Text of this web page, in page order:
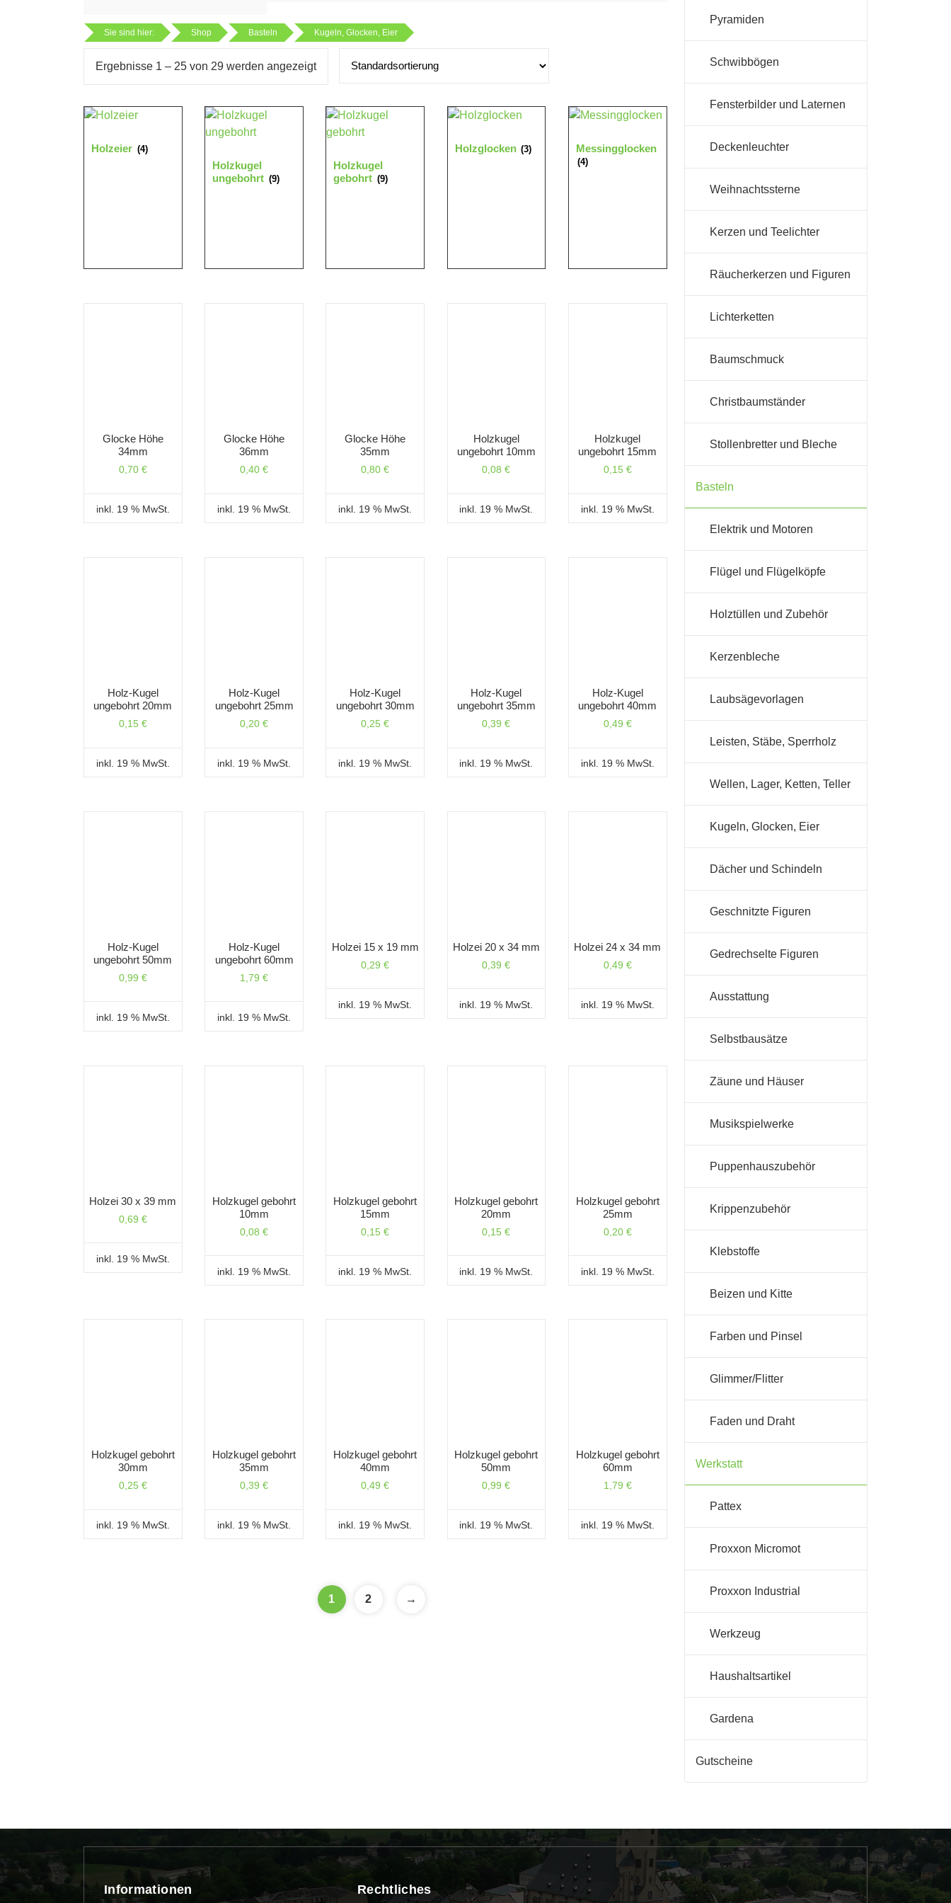
Ergebnisse 1 – 25 von 29 werden angezeigt
Sie sind hier: Shop Basteln Kugeln, Glocken, Eier
Holzeier (4)
Holzkugel
ungebohrt (9)
Holzkugel
gebohrt (9)
Holzglocken (3) Messingglocken
(4)
Glocke Höhe
34mm
0,70 €
inkl. 19 % MwSt.
Glocke Höhe
36mm
0,40€
inkl. 19 % MwSt.
Glocke Höhe
35mm
0,80€
inkl. 19 % MwSt.
Holzkugel
ungebohrt 10mm
0,08€
inkl. 19 % MwSt.
Holzkugel
ungebohrt 15mm
0,15 €
inkl. 19 % MwSt.
Holz-Kugel
ungebohrt 20mm
0,15 €
inkl. 19 % MwSt.
Holz-Kugel
ungebohrt 25mm
0,20€
inkl. 19 % MwSt.
Holz-Kugel
ungebohrt 30mm
0,25€
inkl. 19 % MwSt.
Holz-Kugel
ungebohrt 35mm
0,39€
inkl. 19 % MwSt.
Holz-Kugel
ungebohrt 40mm
0,49 €
inkl. 19 % MwSt.
Holz-Kugel
ungebohrt 50mm
0,99 €
inkl. 19 % MwSt.
Holz-Kugel
ungebohrt 60mm
1,79€
inkl. 19 % MwSt.
Holzei 15 x 19 mm
0,29€
inkl. 19 % MwSt.
Holzei 20 x 34 mm
0,39€
inkl. 19 % MwSt.
Holzei 24 x 34 mm
0,49 €
inkl. 19 % MwSt.
Holzei 30 x 39 mm
0,69 €
inkl. 19 % MwSt.
Holzkugel gebohrt
10mm
0,08€
inkl. 19 % MwSt.
Holzkugel gebohrt
15mm
0,15€
inkl. 19 % MwSt.
Holzkugel gebohrt
20mm
0,15€
inkl. 19 % MwSt.
Holzkugel gebohrt
25mm
0,20 €
inkl. 19 % MwSt.
Holzkugel gebohrt
30mm
0,25 €
inkl. 19 % MwSt.
Holzkugel gebohrt
35mm
0,39€
inkl. 19 % MwSt.
Holzkugel gebohrt
40mm
0,49€
inkl. 19 % MwSt.
Holzkugel gebohrt
50mm
0,99€
inkl. 19 % MwSt.
Holzkugel gebohrt
60mm
1,79 €
inkl. 19 % MwSt.
1 2 →
Pyramiden
Schwibbögen
Fensterbilder und Laternen
Deckenleuchter
Weihnachtssterne
Kerzen und Teelichter
Räucherkerzen und Figuren
Lichterketten
Baumschmuck
Christbaumständer
Stollenbretter und Bleche
Basteln
Elektrik und Motoren
Flügel und Flügelköpfe
Holztüllen und Zubehör
Kerzenbleche
Laubsägevorlagen
Leisten, Stäbe, Sperrholz
Wellen, Lager, Ketten, Teller
Kugeln, Glocken, Eier
Dächer und Schindeln
Geschnitzte Figuren
Gedrechselte Figuren
Ausstattung
Selbstbausätze
Zäune und Häuser
Musikspielwerke
Puppenhauszubehör
Krippenzubehör
Klebstoffe
Beizen und Kitte
Farben und Pinsel
Glimmer/Flitter
Faden und Draht
Werkstatt
Pattex
Proxxon Micromot
Proxxon Industrial
Werkzeug
Haushaltsartikel
Gardena
Gutscheine
Informationen Rechtliches